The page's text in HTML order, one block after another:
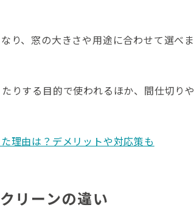
り、窓の大きさや用途に合わせて選べま
りする目的で使われるほか、間仕切りや
理由は？デメリットや対応策も
リーンの違い